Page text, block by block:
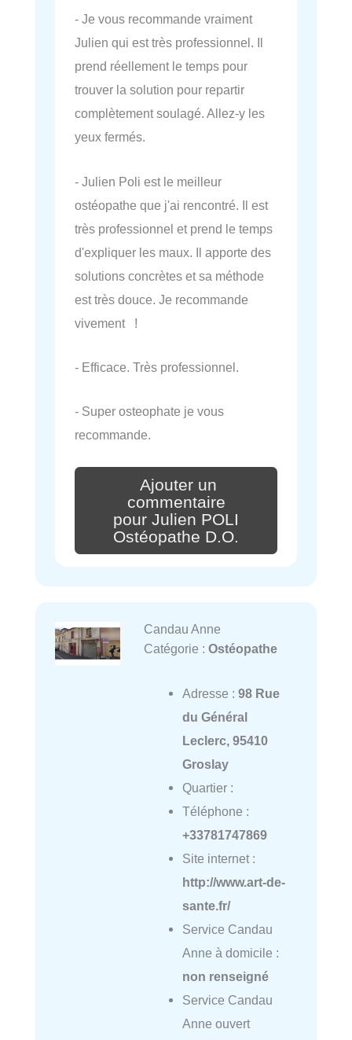
- Je vous recommande vraiment
Julien qui est très professionnel. Il
prend réellement le temps pour
trouver la solution pour repartir
complètement soulagé. Allez-y les
yeux fermés.
- Julien Poli est le meilleur
ostéopathe que j'ai rencontré. Il est
très professionnel et prend le temps
d'expliquer les maux. Il apporte des
solutions concrètes et sa méthode
est très douce. Je recommande
vivement !
- Efficace. Très professionnel.
- Super osteophate je vous
recommande.
Ajouter un
commentaire
pour Julien POLI
Ostéopathe D.O.
Candau Anne
Catégorie : Ostéopathe
Adresse : 98 Rue
du Général
Leclerc, 95410
Groslay
Quartier :
Téléphone :
+33781747869
Site internet :
http://www.art-de-
sante.fr/
Service Candau
Anne à domicile :
non renseigné
Service Candau
Anne ouvert